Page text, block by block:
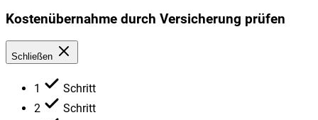
Kostenübernahme durch Versicherung prüfen
Schließen
1
Schritt
2
Schritt